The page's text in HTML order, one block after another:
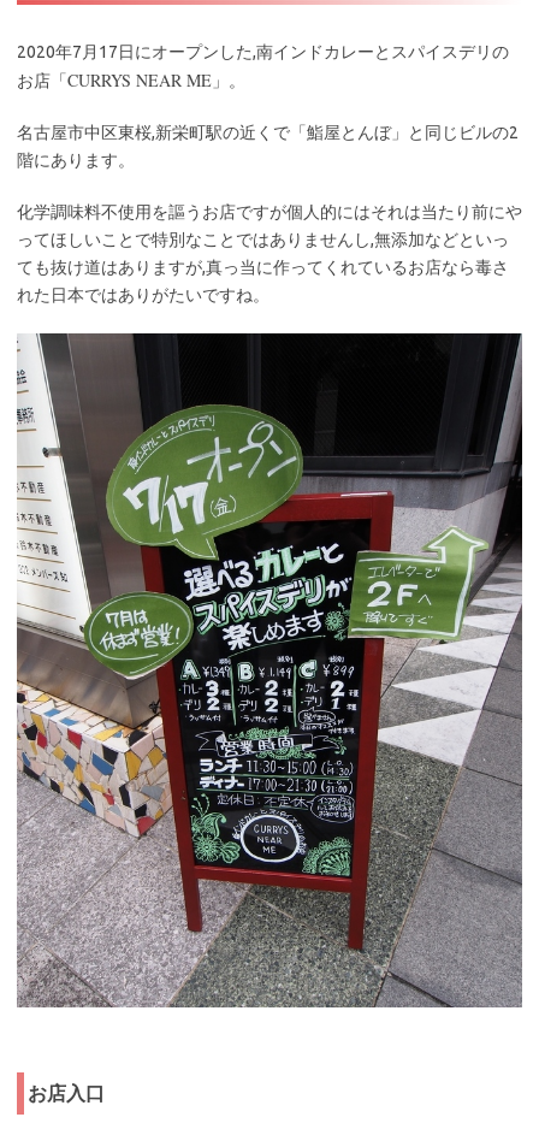
2020年7月17日にオープンした,南インドカレーとスパイスデリの
お店「CURRYS NEAR ME 」。
名古屋市中区東桜,新栄町駅の近くで「鮨屋とんぼ」と同じビルの2
階にあります。
化学調味料不使用を謳うお店ですが個人的にはそれは当たり前にや
ってほしいことで特別なことではありませんし,無添加などといっ
ても抜け道はありますが,真っ当に作ってくれているお店なら毒さ
れた日本ではありがたいですね。
お店入口